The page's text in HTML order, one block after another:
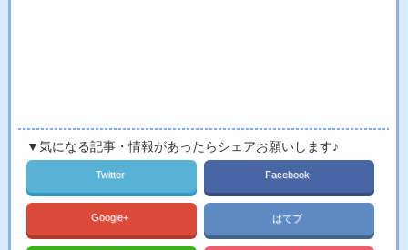
▼気になる記事・情報があったらシェアお願いします♪
Twitter Facebook
Google+ はてブ